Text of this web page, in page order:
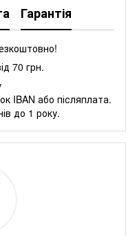
Гарантія
70 грн.
IBAN або післяплата.
до 1 року.